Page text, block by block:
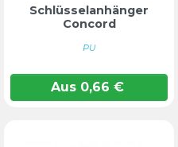
Schlüsselanhänger
Concord
PU
Aus0,66 €